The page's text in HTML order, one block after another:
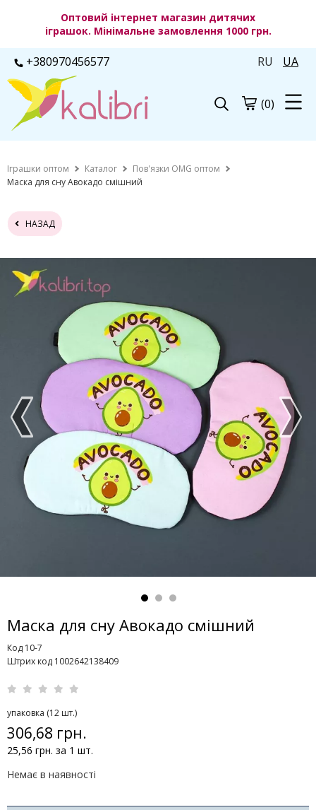
Оптовий інтернет магазин дитячих
іграшок. Мінімальне замовлення 1000 грн.
+380970456577 RU UA
(0)
Іграшки оптом Каталог
Пов'язки OMG оптом
Маска для сну Авокадо смішний
НАЗАД
Маска для сну Авокадо смішний
Код 10-7
Штрих код 1002642138409
упаковка (12 шт.)
306,68 грн.
25,56 грн. за 1 шт.
Немає в наявності